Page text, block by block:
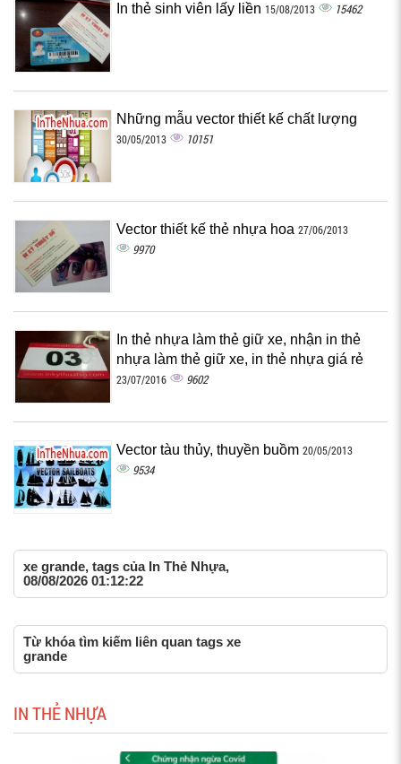
In thẻ sinh viên lấy liền 15/08/2013 15462
Những mẫu vector thiết kế chất lượng
30/05/2013 10151
Vector thiết kế thẻ nhựa hoa 27/06/2013
9970
In thẻ nhựa làm thẻ giữ xe, nhận in thẻ
nhựa làm thẻ giữ xe, in thẻ nhựa giá rẻ
23/07/2016 9602
Vector tàu thủy, thuyền buồm 20/05/2013
9534
xe grande, tags của In Thẻ Nhựa,
08/08/2026 01:12:22
Từ khóa tìm kiếm liên quan tags xe
grande
IN THẺ NHỰA